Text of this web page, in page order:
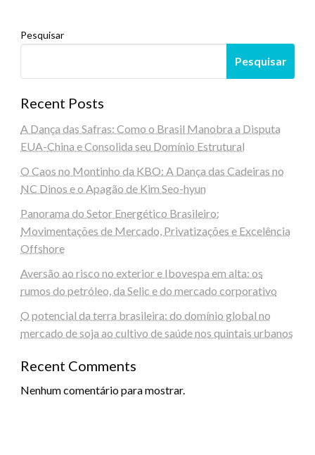
Pesquisar
Pesquisar
Recent Posts
A Dança das Safras: Como o Brasil Manobra a Disputa
EUA-China e Consolida seu Domínio Estrutural
O Caos no Montinho da KBO: A Dança das Cadeiras no
NC Dinos e o Apagão de Kim Seo-hyun
Panorama do Setor Energético Brasileiro:
Movimentações de Mercado, Privatizações e Excelência
Offshore
Aversão ao risco no exterior e Ibovespa em alta: os
rumos do petróleo, da Selic e do mercado corporativo
O potencial da terra brasileira: do domínio global no
mercado de soja ao cultivo de saúde nos quintais urbanos
Recent Comments
Nenhum comentário para mostrar.